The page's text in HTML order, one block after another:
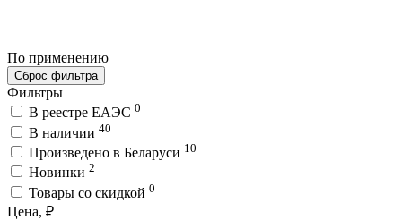
По применению
Сброс фильтра
Фильтры
В реестре ЕАЭС 0
В наличии 40
Произведено в Беларуси 10
Новинки 2
Товары со скидкой 0
Цена, ₽